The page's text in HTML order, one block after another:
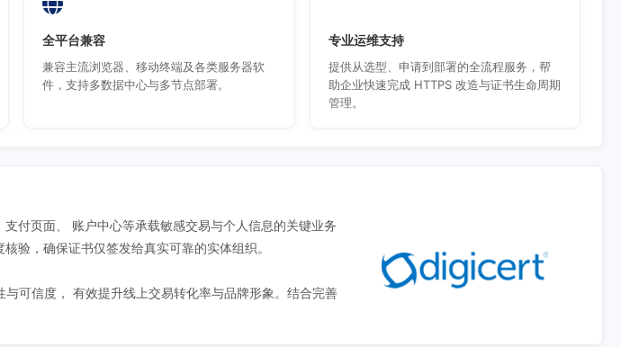
全平台兼容
兼容主流浏览器、移动终端及各类服务器软
件，支持多数据中心与多节点部署。
专业运维支持
提供从选型、申请到部署的全流程服务，帮
助企业快速完成 HTTPS 改造与证书生命周期
管理。
付页面、 账户中心等承载敏感交易与个人信息的关键业务
验，确保证书仅签发给真实可靠的实体组织。
可信度， 有效提升线上交易转化率与品牌形象。结合完善